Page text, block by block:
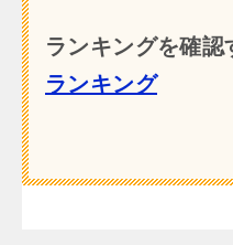
ランキングを
ランキング